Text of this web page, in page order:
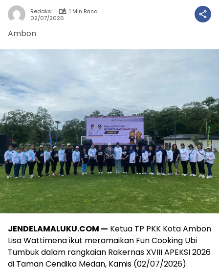
Redaksi
1 Min Baca
02/07/2026
Ambon
JENDELAMALUKU.COM — Ketua TP PKK Kota Ambon
Lisa Wattimena ikut meramaikan Fun Cooking Ubi
Tumbuk dalam rangkaian Rakernas XVIII APEKSI 2026
di Taman Cendika Medan, Kamis (02/07/2026).